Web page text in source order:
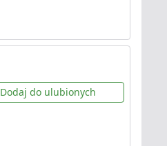
Dodaj do ulubionych